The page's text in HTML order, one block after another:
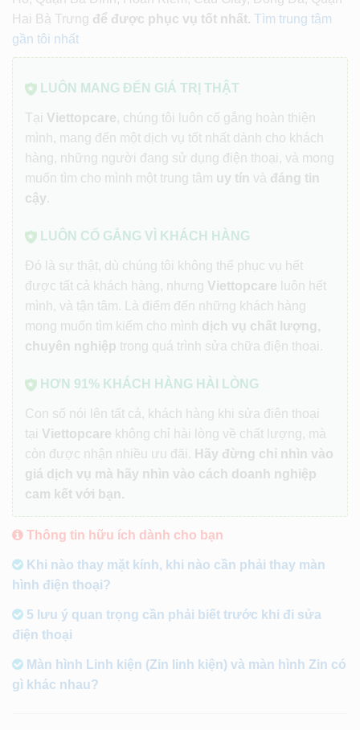
Hai Bà Trưng để được phục vụ tốt nhất. Tìm trung tâm
gần tôi nhất
LUÔN MANG ĐẾN GIÁ TRỊ THẬT
Tại Viettopcare, chúng tôi luôn cố gắng hoàn thiện
mình, mang đến một dịch vụ tốt nhất dành cho khách
hàng, những người đang sử dụng điện thoại, và mong
muốn tìm cho mình một trung tâm uy tín và đáng tin
cậy.
LUÔN CỐ GẮNG VÌ KHÁCH HÀNG
Đó là sự thật, dù chúng tôi không thể phục vụ hết
được tất cả khách hàng, nhưng Viettopcare luôn hết
mình, và tận tâm. Là điểm đến những khách hàng
mong muốn tìm kiếm cho mình dịch vụ chất lượng,
chuyên nghiệp trong quá trình sửa chữa điện thoại.
HƠN 91% KHÁCH HÀNG HÀI LÒNG
Con số nói lên tất cả, khách hàng khi sửa điện thoại
tại Viettopcare không chỉ hài lòng về chất lượng, mà
còn được nhận nhiều ưu đãi. Hãy đừng chỉ nhìn vào
giá dịch vụ mà hãy nhìn vào cách doanh nghiệp
cam kết với bạn.
Thông tin hữu ích dành cho bạn
Khi nào thay mặt kính, khi nào cần phải thay màn
hình điện thoại?
5 lưu ý quan trọng cần phải biết trước khi đi sửa
điện thoại
Màn hình Linh kiện (Zin linh kiện) và màn hình Zin có
gì khác nhau?